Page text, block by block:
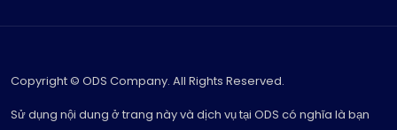
Copyright © ODS Company. All Rights Reserved.
Sử dụng nội dung ở trang này và dịch vụ tại ODS có nghĩa là bạn